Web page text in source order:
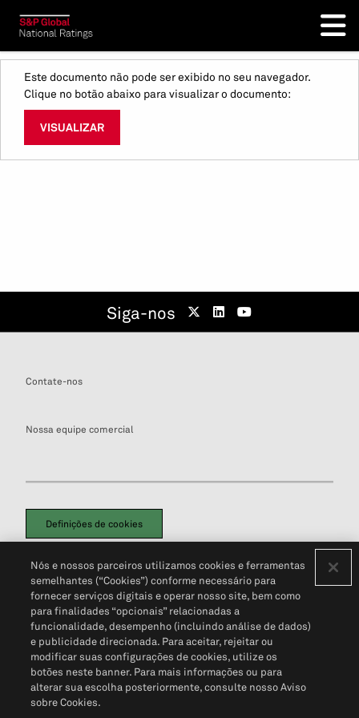
Este documento não pode ser exibido no seu navegador.
Clique no botão abaixo para visualizar o documento:
VISUALIZAR
Siga-nos
Contate-nos
Nossa equipe comercial
Definições de cookies
Política de PrivacidadePortal de privacidade do cliente (em inglês)
Não Venda Minhas Informações Pessoais© 2026 S&P Global
Nós e nossos parceiros utilizamos cookies e ferramentas
semelhantes (“Cookies”) conforme necessário para
fornecer serviços digitais e operar nosso site, bem como
para finalidades “opcionais” relacionadas a
funcionalidade, desempenho (incluindo análise de dados)
e publicidade direcionada. Para aceitar, rejeitar ou
modificar suas configurações de cookies, utilize os
botões neste banner. Para mais informações ou para
alterar sua escolha posteriormente, consulte nosso Aviso
sobre Cookies.